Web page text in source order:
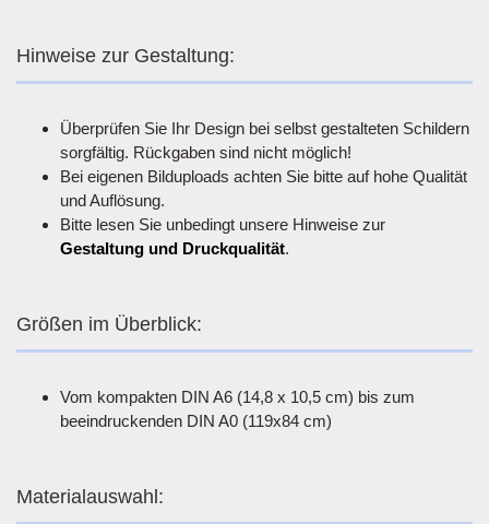
Hinweise zur Gestaltung:
Überprüfen Sie Ihr Design bei selbst gestalteten Schildern
sorgfältig. Rückgaben sind nicht möglich!
Bei eigenen Bilduploads achten Sie bitte auf hohe Qualität
und Auflösung.
Bitte lesen Sie unbedingt unsere Hinweise zur
Gestaltung und Druckqualität.
Größen im Überblick:
Vom kompakten DIN A6 (14,8 x 10,5 cm) bis zum
beeindruckenden DIN A0 (119x84 cm)
Materialauswahl: